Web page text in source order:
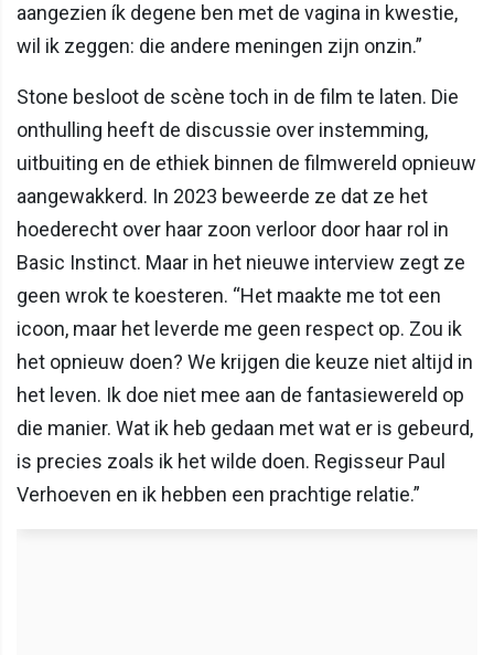
aangezien ík degene ben met de vagina in kwestie,
wil ik zeggen: die andere meningen zijn onzin.”
Stone besloot de scène toch in de film te laten. Die
onthulling heeft de discussie over instemming,
uitbuiting en de ethiek binnen de filmwereld opnieuw
aangewakkerd. In 2023 beweerde ze dat ze het
hoederecht over haar zoon verloor door haar rol in
Basic Instinct. Maar in het nieuwe interview zegt ze
geen wrok te koesteren. “Het maakte me tot een
icoon, maar het leverde me geen respect op. Zou ik
het opnieuw doen? We krijgen die keuze niet altijd in
het leven. Ik doe niet mee aan de fantasiewereld op
die manier. Wat ik heb gedaan met wat er is gebeurd,
is precies zoals ik het wilde doen. Regisseur Paul
Verhoeven en ik hebben een prachtige relatie.”